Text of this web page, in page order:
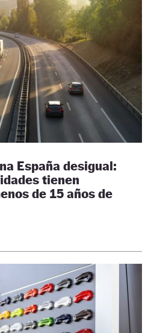
España desigual:
tienen
de 15 años de